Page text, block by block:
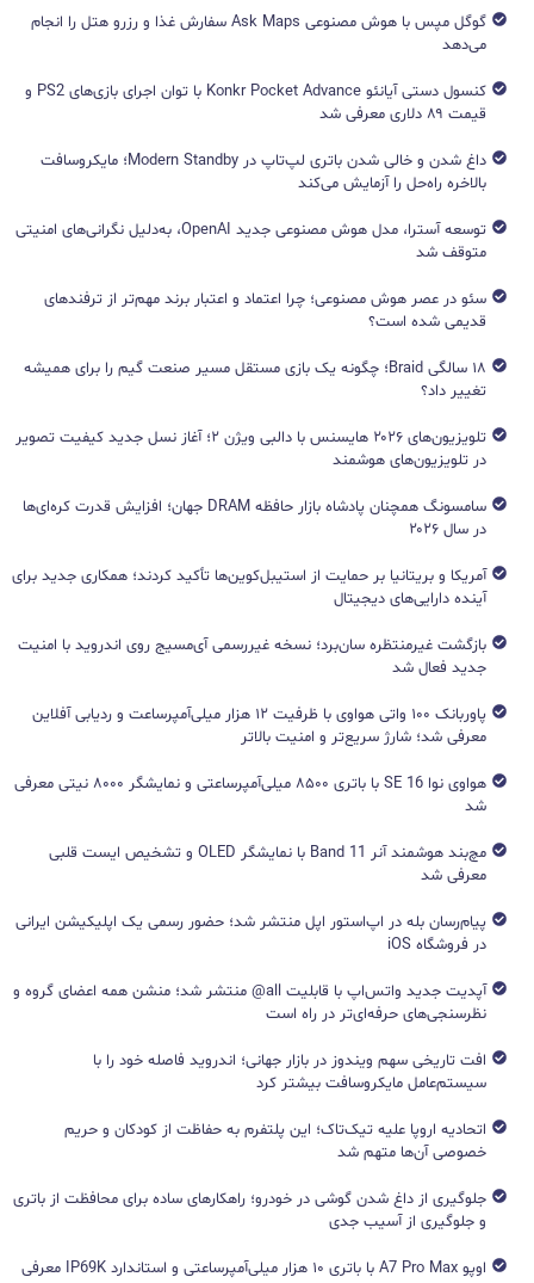
گوگل مپس با هوش مصنوعی Ask Maps سفارش غذا و رزرو هتل را انجام
می‌دهد
کنسول دستی آیانئو Konkr Pocket Advance با توان اجرای بازی‌های PS2 و
قیمت ۸۹ دلاری معرفی شد
داغ شدن و خالی شدن باتری لپ‌تاپ در Modern Standby؛ مایکروسافت
بالاخره راه‌حل را آزمایش می‌کند
توسعه آسترا، مدل هوش مصنوعی جدید OpenAI، به‌دلیل نگرانی‌های امنیتی
متوقف شد
سئو در عصر هوش مصنوعی؛ چرا اعتماد و اعتبار برند مهم‌تر از ترفندهای
قدیمی شده است؟
۱۸ سالگی Braid؛ چگونه یک بازی مستقل مسیر صنعت گیم را برای همیشه
تغییر داد؟
تلویزیون‌های ۲۰۲۶ هایسنس با دالبی ویژن ۲؛ آغاز نسل جدید کیفیت تصویر
در تلویزیون‌های هوشمند
سامسونگ همچنان پادشاه بازار حافظه DRAM جهان؛ افزایش قدرت کره‌ای‌ها
در سال ۲۰۲۶
آمریکا و بریتانیا بر حمایت از استیبل‌کوین‌ها تأکید کردند؛ همکاری جدید برای
آینده دارایی‌های دیجیتال
بازگشت غیرمنتظره سان‌برد؛ نسخه غیررسمی آی‌مسیج روی اندروید با امنیت
جدید فعال شد
پاوربانک ۱۰۰ واتی هواوی با ظرفیت ۱۲ هزار میلی‌آمپرساعت و ردیابی آفلاین
معرفی شد؛ شارژ سریع‌تر و امنیت بالاتر
هواوی نوا 16 SE با باتری ۸۵۰۰ میلی‌آمپرساعتی و نمایشگر ۸۰۰۰ نیتی معرفی
شد
مچ‌بند هوشمند آنر Band 11 با نمایشگر OLED و تشخیص ایست قلبی
معرفی شد
پیام‌رسان بله در اپ‌استور اپل منتشر شد؛ حضور رسمی یک اپلیکیشن ایرانی
در فروشگاه iOS
آپدیت جدید واتس‌اپ با قابلیت all@ منتشر شد؛ منشن همه اعضای گروه و
نظرسنجی‌های حرفه‌ای‌تر در راه است
افت تاریخی سهم ویندوز در بازار جهانی؛ اندروید فاصله خود را با
سیستم‌عامل مایکروسافت بیشتر کرد
اتحادیه اروپا علیه تیک‌تاک؛ این پلتفرم به حفاظت از کودکان و حریم
خصوصی آن‌ها متهم شد
جلوگیری از داغ شدن گوشی در خودرو؛ راهکارهای ساده برای محافظت از باتری
و جلوگیری از آسیب جدی
اوپو A7 Pro Max با باتری ۱۰ هزار میلی‌آمپرساعتی و استاندارد IP69K معرفی